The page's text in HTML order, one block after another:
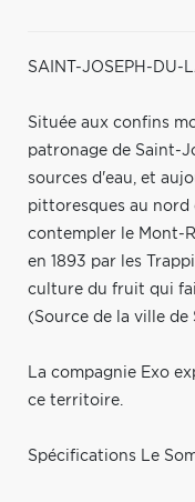
SAINT-JOSEPH-DU-
Située aux confins
patronage de Saint-
sources d'eau, et
pittoresques au nord
contempler le Mont-
en 1893 par les
culture du fruit qui
(Source de la ville
La compagnie Exo
ce territoire.
Spécifications Le